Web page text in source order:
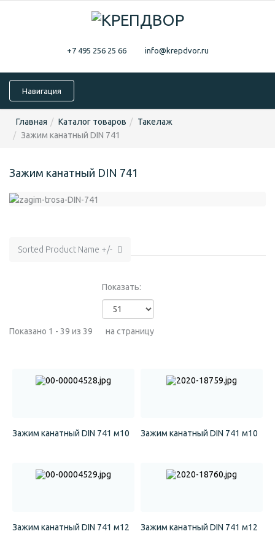
+7 495 256 25 66 info@krepdvor.ru
Навигация
Главная Каталог товаров
Такелаж
Зажим канатный DIN 741
Зажим канатный DIN 741
Sorted Product Name +/-
Показано 1 - 39 из 39
Показать:
на страницу
Зажим канатный DIN 741 м10 Зажим канатный DIN 741 м10
Зажим канатный DIN 741 м12 Зажим канатный DIN 741 м12